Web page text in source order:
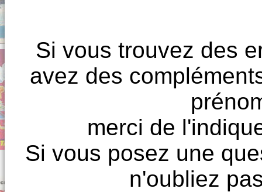
Si vous trouvez des
avez des
merci de
Si vous posez une
n'oubliez